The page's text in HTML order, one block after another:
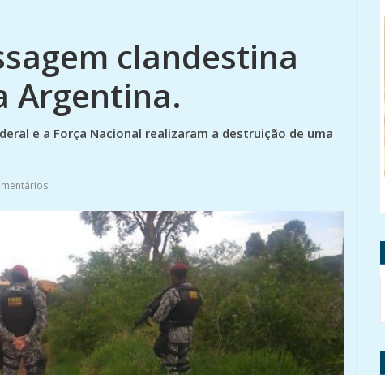
clandestina
Argentina.
e a Força Nacional realizaram a destruição de uma